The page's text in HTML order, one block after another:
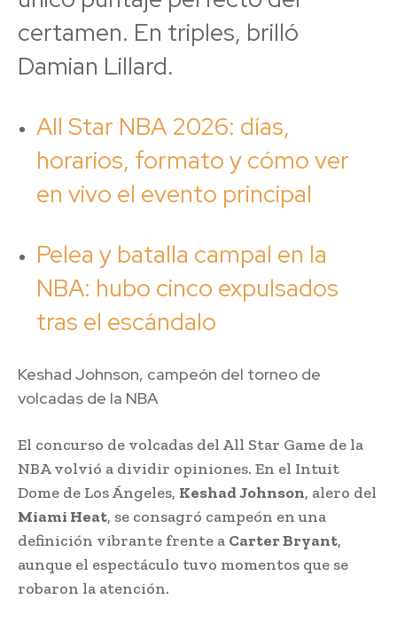
certamen. En triples, brilló
Damian Lillard.
All Star NBA 2026: días,
horarios, formato y cómo ver
en vivo el evento principal
Pelea y batalla campal en la
NBA: hubo cinco expulsados
tras el escándalo
Keshad Johnson, campeón del torneo de
volcadas de la NBA
El concurso de volcadas del All Star Game de la
NBA volvió a dividir opiniones. En el Intuit
Dome de Los Ángeles, Keshad Johnson, alero del
Miami Heat, se consagró campeón en una
definición vibrante frente a Carter Bryant,
aunque el espectáculo tuvo momentos que se
robaron la atención.